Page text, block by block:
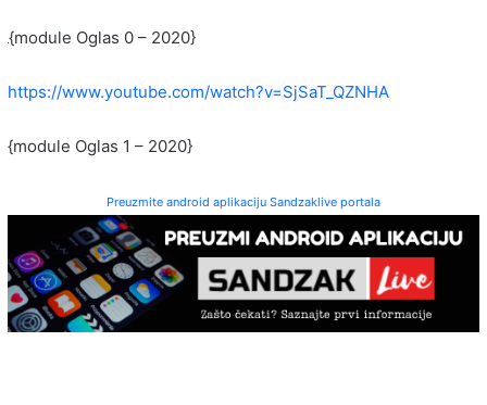
{module Oglas 0 – 2020}
https://www.youtube.com/watch?v=SjSaT_QZNHA
{module Oglas 1 – 2020}
Preuzmite android aplikaciju Sandzaklive portala